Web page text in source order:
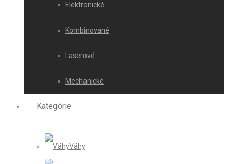
Elektronické
Kombinované
Laserové
Mechanické
Kategórie
Váhy